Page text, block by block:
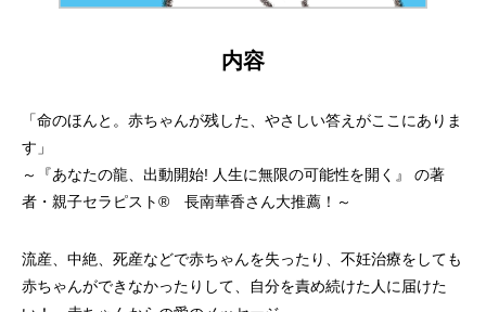
内容
「命のほんと。赤ちゃんが残した、やさしい答えがここにありま
す」
～『あなたの龍、出動開始! 人生に無限の可能性を開く』 の著
者・親子セラピスト® 長南華香さん大推薦！～
流産、中絶、死産などで赤ちゃんを失ったり、不妊治療をしても
赤ちゃんができなかったりして、自分を責め続けた人に届けた